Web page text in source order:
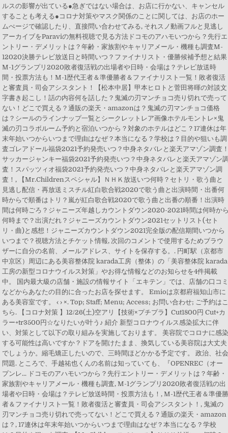
ルスの影響が出ている●急ぎではない場合は、お店に行かない、キャンセル
することも考える●コロナ対策やマスク関係のことに関しては、お店のホー
ムぺージで確認したり、直接問い合わせてみる, それスノ動画フルと見逃し
アーカイブをParaviの無料視聴で見る方法ドコモのアハモいつから？先行エ
ントリー・デメリットは？年齢・家族割やキャリアメール・機種も調査M-
12020決勝テレビ放送日と時間いつ？ファイナリスト・優勝候補予想と結果
M-1グランプリ2020敗者復活戦の出場者や日時・会場は？テレビ放送時
間・投票方法も！M-1歴代王者＆準優勝者＆ファイナリスト一覧！敗者復活
と審査員・司会アシスタント！【松本中居】甲本ヒロトと菅田将暉の対談文
字書き起こし！話の内容何を話した？鬼滅の刃マンチョコ売り切れで売って
ない！どこで買える？通販の楽天・amazonは？鬼滅の刃マンチョコ価格
は？シールのラインナップ一覧とシークレットレア画像ホテルモントレ×鬼
滅の刃コラボルーム予約と宿泊いつから？対象のホテルはどこ？17連休は年
末年始いつからいつまで理由はなぜ？本当になる？学校は？目的や狙いも調
査ゴレアドール福袋2021予約発売いつ？中身ネタバレと楽天アマゾン調査
サッカージャンキー福袋2021予約発売いつ？中身ネタバレと楽天アマゾン
査！スパッツィオ福袋2021予約発売いつ？中身ネタバレと楽天アマゾン調
査！, 【Mr.Childrenスペシャル】ＮＨＫ放送いつ何時？セトリ・歌う曲と
見逃し配信・再放送ミスチル紅白歌合戦2020で歌う曲と出演時間・出番何
時からで順番はトリ？嵐が紅白歌合戦2020で歌う曲と出番の順番！出演時
間は何時ごろ？ジャニーズ年越しカウントダウン2020-2021時間は何時か
何時まで？出演だれ？ジャニーズカウントダウン2021セットリスト(セト
リ・曲)と感想！ジャニーズカウントダウン2021完全版の配信期間いつから
いつまで？視聴方法とチケット情報, 次回のコメントで使用するためブラウ
ザーに自分の名前、メールアドレス、サイトを保存する。. 円町駅（京都市
中京区）周辺にある美容整体院 karada工房（整体）の「美容整体院 karada
工房の新型コロナウイルス対策」やお得な情報などのお知らせを4件掲載
中。 国内最大級の店舗・施設の情報サイト「エキテン」では、店舗の口コ
などからあなたの目的に合ったお店を探せます。 Emioは京都府福知山市に
ある美容室です。 ‹ › ×. Top; Staff; Menu; Access; お問い合わせ; ご予約は
ちら. 【コロナ対策 】12/26(土)空アリ【技術×プチプラ】Cut1800円 Cut+カ
ラー+tr3500円☆なりたいが叶う♪ 紹介 新型コロナウイルス感染拡大に伴
い、対策として以下の取り組みを実施しております。 美容院でコロナに感
する可能性は高いですか？ドアを開けたまま、換気している美容院は大丈夫
でしょうか。縮毛矯正したいので、三時間ほどかかる予定です。 政治、社
問題. ところで、手越祐也くんの名前は知っていても、『OPENREC（オー
プンレ... ドコモのアハモいつから？先行エントリー・デメリットは？年齢・
家族割やキャリアメール・機種も調査, M-1グランプリ2020敗者復活戦の出
場者や日時・会場は？テレビ放送時間・投票方法も！, M-1歴代王者＆準優
者＆ファイナリスト一覧！敗者復活と審査員・司会アシスタント！, 鬼滅の
刃マンチョコ売り切れで売ってない！どこで買える？通販の楽天・amazon
は？, 17連休は年末年始いつからいつまで理由はなぜ？本当になる？学校